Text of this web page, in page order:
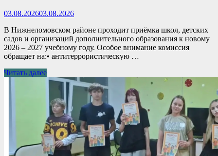
03.08.202603.08.2026
В Нижнеломовском районе проходит приёмка школ, детских
садов и организаций дополнительного образования к новому
2026 – 2027 учебному году. Особое внимание комиссия
обращает на:• антитеррористическую …
Читать далее